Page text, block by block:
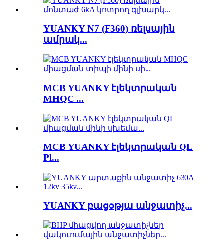
YUANKY N7 (F360) ռելսային
ամրակ...
MCB YUANKY էլեկտրական
MHQC ...
MCB YUANKY էլեկտրական QL
Pl...
YUANKY բացօթյա անջատիչ...